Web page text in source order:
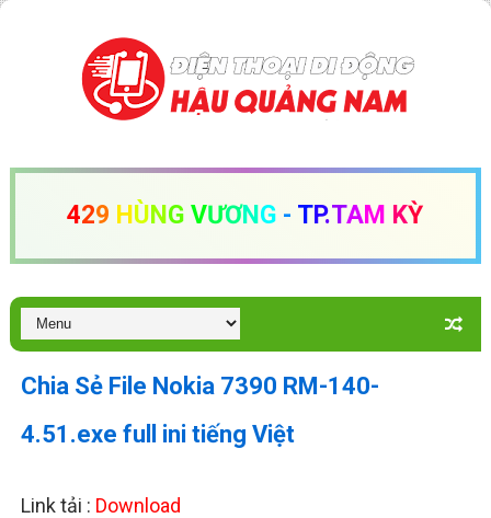
429 H ÙN G VƯƠN G - TP.TAM KỲ
Chia Sẻ File Nokia 7390 RM-140-
4.51.exe full ini tiếng Việt
Link tải : Download